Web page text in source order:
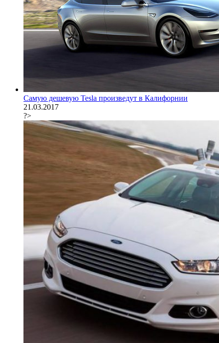
Самую дешевую Tesla произведут в Калифорнии
21.03.2017
?>